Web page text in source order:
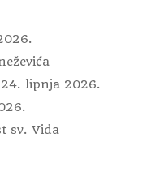
lipnja 2026.
sv. Vida